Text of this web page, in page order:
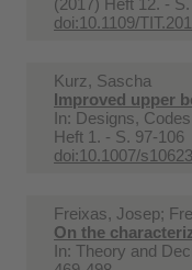
doi:10.1109/
Kurz, Sascha
Improved upper
In: Designs,
Heft 1. - S. 97-106
doi:10.1007/
Freixas, Josep;
On the
In: Theory and